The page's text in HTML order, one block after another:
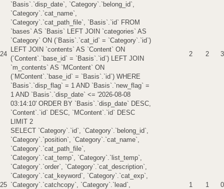
24
`Basis`.`disp_date`, `Category`.`belong_id`,
`Category`.`cat_name`,
`Category`.`cat_path_file`, `Basis`.`id` FROM
`bases` AS `Basis` LEFT JOIN `categories` AS
`Category` ON (`Basis`.`cat_id` = `Category`.`id`)
LEFT JOIN `contents` AS `Content` ON
(`Content`.`base_id` = `Basis`.`id`) LEFT JOIN
`m_contents` AS `MContent` ON
(`MContent`.`base_id` = `Basis`.`id`) WHERE
`Basis`.`disp_flag` = 1 AND `Basis`.`new_flag` =
1 AND `Basis`.`disp_date` <= '2026-08-08
03:14:10' ORDER BY `Basis`.`disp_date` DESC,
`Content`.`id` DESC, `MContent`.`id` DESC
LIMIT 2
2 2 3
25
SELECT `Category`.`id`, `Category`.`belong_id`,
`Category`.`position`, `Category`.`cat_name`,
`Category`.`cat_path_file`,
`Category`.`cat_temp`, `Category`.`list_temp`,
`Category`.`order`, `Category`.`cat_description`,
`Category`.`cat_keyword`, `Category`.`cat_exp`,
`Category`.`catchcopy`, `Category`.`lead`,
1 1 0